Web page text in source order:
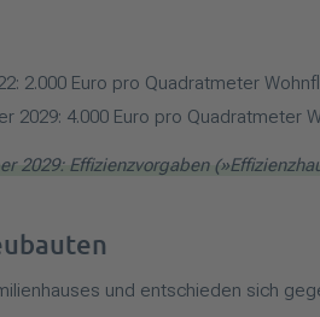
2.000 Euro pro Quadratmeter
2029: 4.000 Euro pro Quadratmeter
2029: Effizienzvorgaben
und entschieden sich